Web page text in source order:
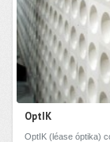
OptIK
OptIK (léase óptika)